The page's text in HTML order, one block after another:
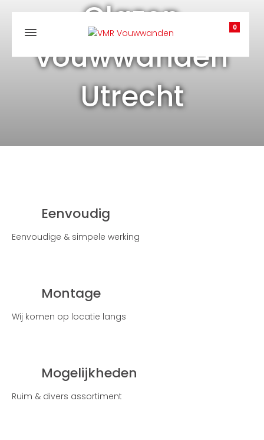
0
Glazen
vouwwanden
Utrecht
Eenvoudig
Eenvoudige & simpele werking
Montage
Wij komen op locatie langs
Mogelijkheden
Ruim & divers assortiment